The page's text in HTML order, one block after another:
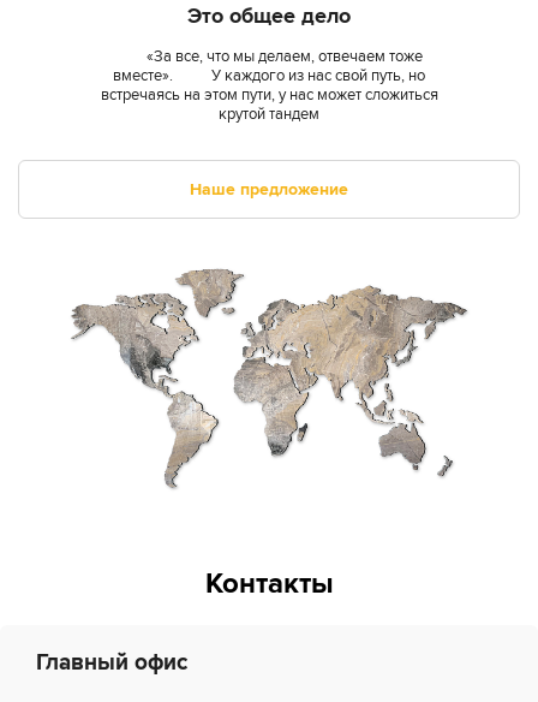
Это общее дело
«За все, что мы делаем, отвечаем тоже
вместе». У каждого из нас свой путь, но
встречаясь на этом пути, у нас может сложиться
крутой тандем
Наше предложение
Контакты
Главный офис